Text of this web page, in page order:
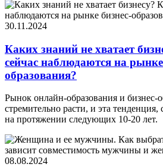
30.11.2024
Каких знаний не хватает
сейчас наблюдаются на рынке
образования?
Рынок онлайн-образования и бизнес-
стремительно расти, и эта тенденция,
на протяжении следующих 10-20 лет.
08.08.2024